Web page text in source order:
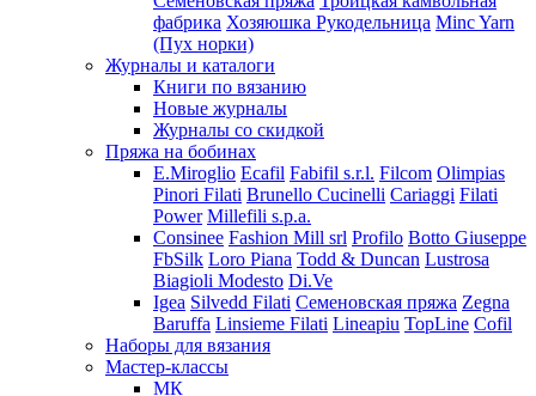
фабрика Хозяюшка Рукодельница Minc Yarn
(Пух норки)
Журналы и каталоги
Книги по вязанию
Новые журналы
Журналы со скидкой
Пряжа на бобинах
E.Miroglio Ecafil Fabifil s.r.l. Filcom Olimpias
Pinori Filati Brunello Cucinelli Cariaggi Filati
Power Millefili s.p.a.
Consinee Fashion Mill srl Profilo Botto Giuseppe
FbSilk Loro Piana Todd & Duncan Lustrosa
Biagioli Modesto Di.Ve
Igea Silvedd Filati Семеновская пряжа Zegna
Baruffa Linsieme Filati Lineapiu TopLine Cofil
Наборы для вязания
Мастер-классы
МК